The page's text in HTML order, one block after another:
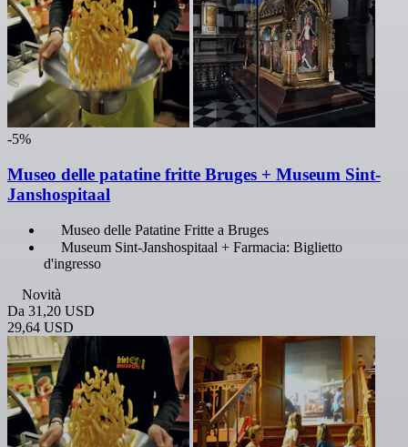
-5%
Museo delle patatine fritte Bruges + Museum Sint-
Janshospitaal
Museo delle Patatine Fritte a Bruges
Museum Sint-Janshospitaal + Farmacia: Biglietto
d'ingresso
Novità
Da 31,20 USD
29,64 USD